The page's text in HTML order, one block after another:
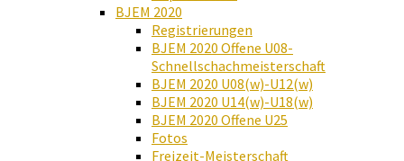
BJEM 2020
Registrierungen
BJEM 2020 Offene U08-
Schnellschachmeisterschaft
BJEM 2020 U08(w)-U12(w)
BJEM 2020 U14(w)-U18(w)
BJEM 2020 Offene U25
Fotos
Freizeit-Meisterschaft